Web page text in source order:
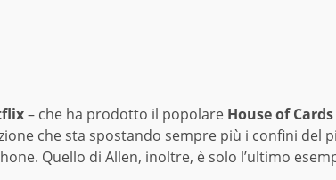
– che ha prodotto il popolare House of Cards
che sta spostando sempre più i confini del
Quello di Allen, inoltre, è solo l’ultimo